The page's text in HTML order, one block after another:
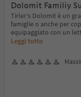
Tirler‘s Dolomit è un
famiglie o anche per
equipaggiato con un
Leggi tutto